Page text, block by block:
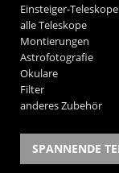
Einsteiger-Teleskope
alle Teleskope
Montierungen
Astrofotografie
Okulare
Filter
anderes Zubehör
SPANNENDE